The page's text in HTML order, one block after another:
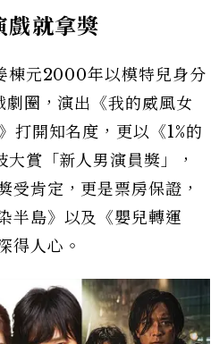
戲就拿獎
棟元2000年以模特兒身分
圈，演出《我的威風女
打開知名度，更以《1%的
賞「新人男演員獎」，
受肯定，更是票房保證，
半島》以及《嬰兒轉運
得人心。